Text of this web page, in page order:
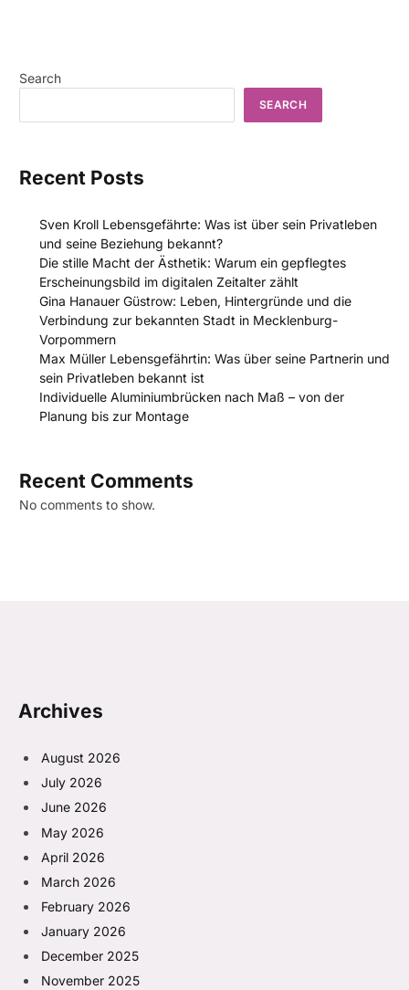
Search
SEARCH
Recent Posts
Sven Kroll Lebensgefährte: Was ist über sein Privatleben
und seine Beziehung bekannt?
Die stille Macht der Ästhetik: Warum ein gepflegtes
Erscheinungsbild im digitalen Zeitalter zählt
Gina Hanauer Güstrow: Leben, Hintergründe und die
Verbindung zur bekannten Stadt in Mecklenburg-
Vorpommern
Max Müller Lebensgefährtin: Was über seine Partnerin und
sein Privatleben bekannt ist
Individuelle Aluminiumbrücken nach Maß – von der
Planung bis zur Montage
Recent Comments
No comments to show.
Archives
August 2026
July 2026
June 2026
May 2026
April 2026
March 2026
February 2026
January 2026
December 2025
November 2025